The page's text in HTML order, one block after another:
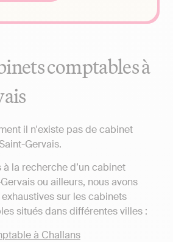
comptables à
il n'existe pas de cabinet
Gervais.
la recherche d’un cabinet
ou ailleurs, nous avons
sur les cabinets
situés dans différentes villes :
à Challans